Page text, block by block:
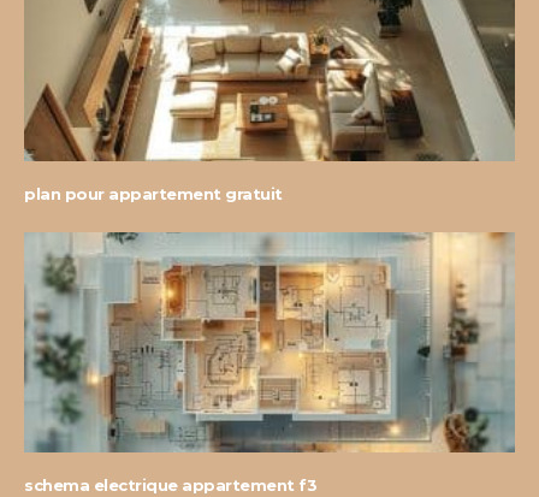
plan pour appartement gratuit
schema electrique appartement f3